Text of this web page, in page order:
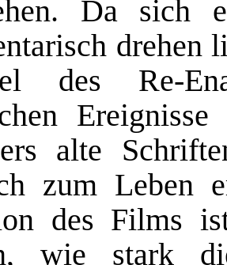
Da sich
drehen
des Re-
alte
zum Leben
des Films
wie stark